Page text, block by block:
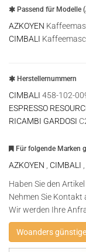
Passend für Modelle
AZKOYEN
CIMBALI
Herstellernummern
CIMBALI 458-102-
ESPRESSO
RICAMBI GARDOSI
Für folgende Marken
AZKOYEN CIMBALI
Haben Sie den Artikel
Nehmen Sie Kontakt
Wir werden Ihre
Woanders